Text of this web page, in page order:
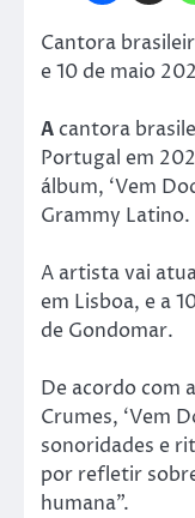
Cantora
e 10 de maio
A cantora
Portugal em
álbum, ‘Vem
Grammy Latino.
A artista vai
em Lisboa, e a
de Gondomar.
De acordo com
Crumes, ‘Vem
sonoridades e
por refletir
humana”.